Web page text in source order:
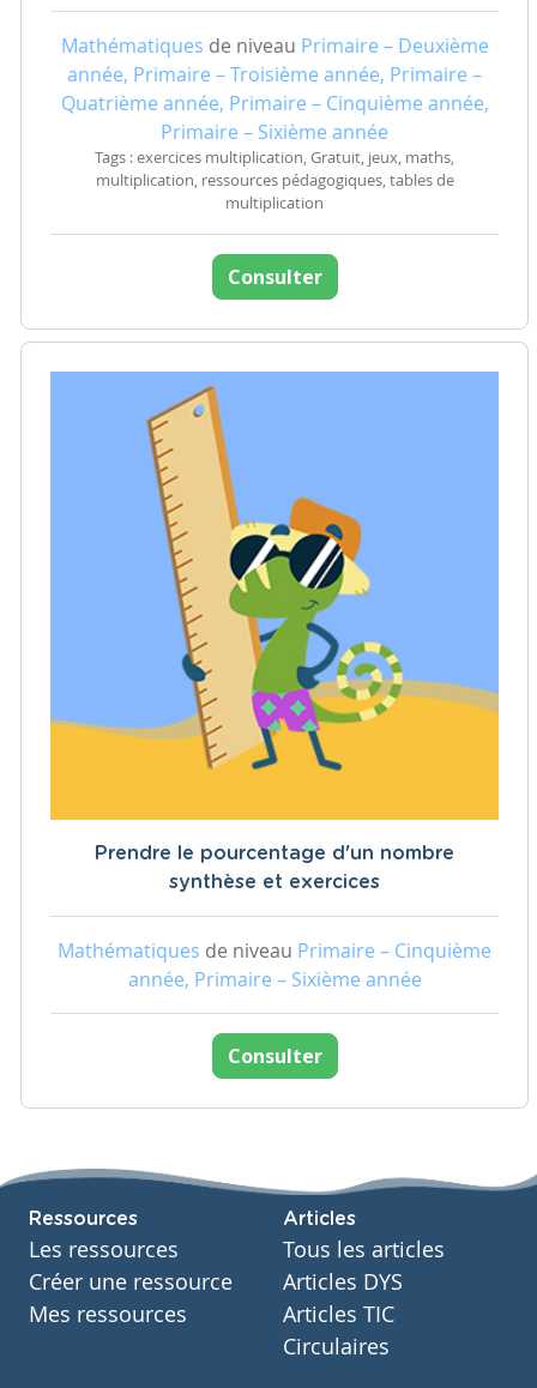
Mathématiques de niveau Primaire – Deuxième
année, Primaire – Troisième année, Primaire –
Quatrième année, Primaire – Cinquième année,
Primaire – Sixième année
Tags : exercices multiplication, Gratuit, jeux, maths,
multiplication, ressources pédagogiques, tables de
multiplication
Consulter
Prendre le pourcentage d'un nombre
synthèse et exercices
Mathématiques de niveau Primaire – Cinquième
année, Primaire – Sixième année
Consulter
Ressources
Les ressources
Créer une ressource
Mes ressources
Articles
Tous les articles
Articles DYS
Articles TIC
Circulaires